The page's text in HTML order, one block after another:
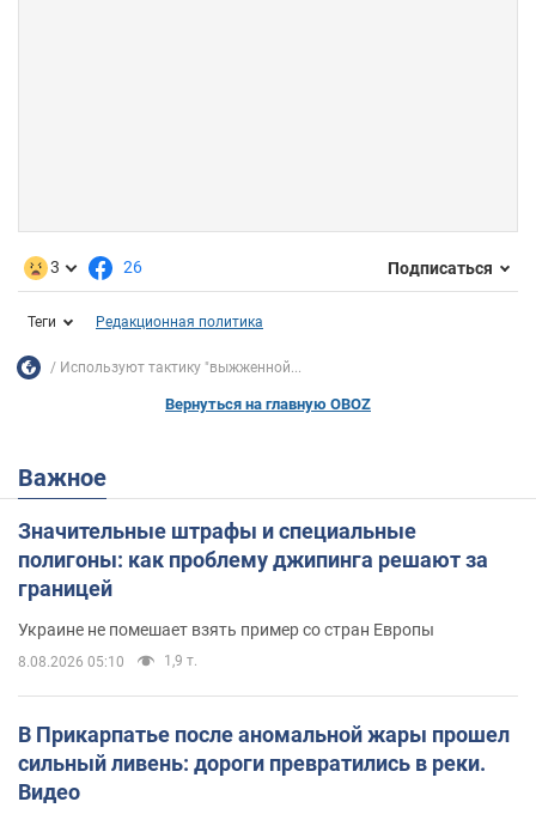
3 26 Подписаться
Теги Редакционная политика
Используют тактику "выжженной...
Вернуться на главную OBOZ
Важное
Значительные штрафы и специальные
полигоны: как проблему джипинга решают за
границей
Украине не помешает взять пример со стран Европы
8.08.2026 05:10 1,9 т.
В Прикарпатье после аномальной жары прошел
сильный ливень: дороги превратились в реки.
Видео